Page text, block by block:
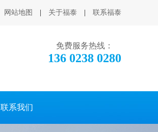
网站地图 关于福泰 联系福泰
免费服务热线：
136 0238 0280
联系我们